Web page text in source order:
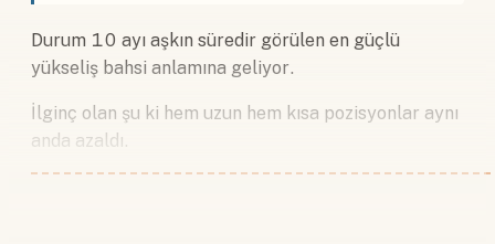
Durum 10 ayı aşkın süredir görülen en güçlü
yükseliş bahsi anlamına geliyor.
İlginç olan şu ki hem uzun hem kısa pozisyonlar aynı
anda azaldı.